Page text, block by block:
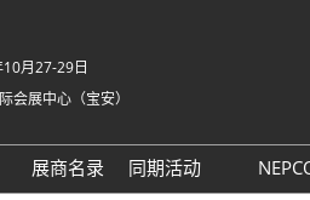
月27-29日
会展中心（宝安）
展商名录
同期活动